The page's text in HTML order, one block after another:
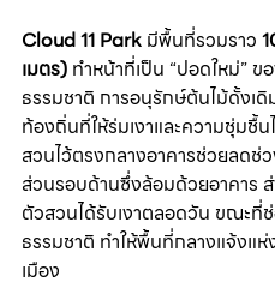
Cloud 11 Park มีพื้นที่รวมราว
เมตร) ทำหน้าที่เป็น “ปอดใหม่”
ธรรมชาติ การอนุรักษ์ต้นไม้ดั้งเ
ท้องถิ่นที่ให้ร่มเงาและความชุ่มชื้
สวนไว้ตรงกลางอาคารช่วยลดช่
ส่วนรอบด้านซึ่งล้อมด้วยอาคาร
ตัวสวนได้รับเงาตลอดวัน ขณะที่
ธรรมชาติ ทำให้พื้นที่กลางแจ้งแ
เมือง